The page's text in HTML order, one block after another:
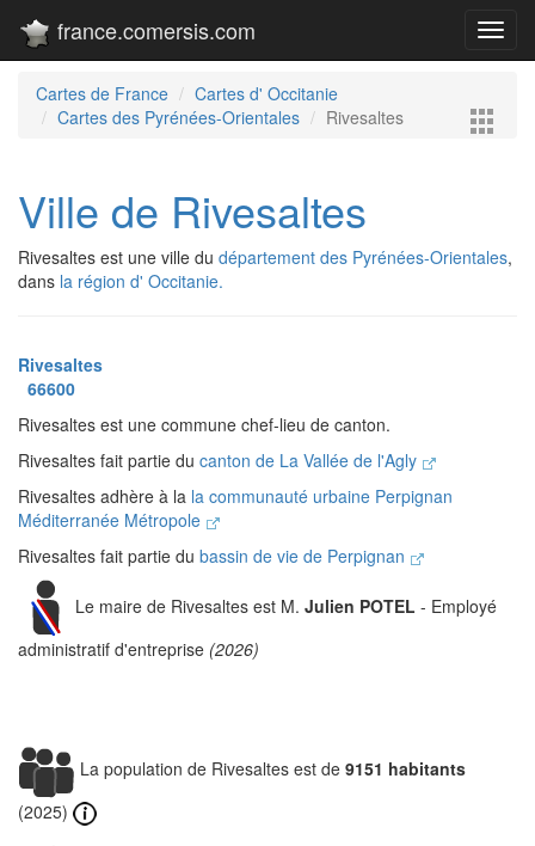
france.comersis.com
Cartes de France
Cartes d' Occitanie
Cartes des Pyrénées-Orientales
Rivesaltes
Ville de Rivesaltes
Rivesaltes est une ville du département des Pyrénées-Orientales,
dans la région d' Occitanie.
Rivesaltes
66600
Rivesaltes est une commune chef-lieu de canton.
Rivesaltes fait partie du canton de La Vallée de l'Agly
Rivesaltes adhère à la la communauté urbaine Perpignan
Méditerranée Métropole
Rivesaltes fait partie du bassin de vie de Perpignan
Le maire de Rivesaltes est M. Julien POTEL - Employé
administratif d'entreprise (2026)
La population de Rivesaltes est de 9151 habitants
(2025)